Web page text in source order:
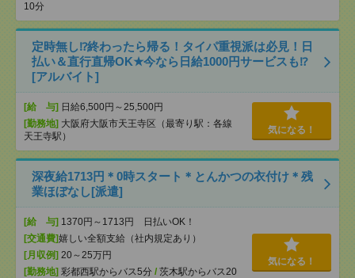
10分
定時無し⁉終わったら帰る！タイパ重視派は必見！日
払い＆直行直帰OK★今なら日給1000円サービスも⁉
[アルバイト]
[給 与] 日給6,500円～25,500円
[勤務地] 大阪府大阪市天王寺区（最寄り駅：各線
天王寺駅）
気になる！
深夜給1713円＊0時スタート＊とんかつの衣付け＊残
業ほぼなし[派遣]
[給 与] 1370円～1713円 日払いOK！
[交通費]嬉しい全額支給（社内規定あり）
[月収例] 20～25万円
[勤務地] 彩都西駅からバス5分 / 茨木駅からバス20
気になる！